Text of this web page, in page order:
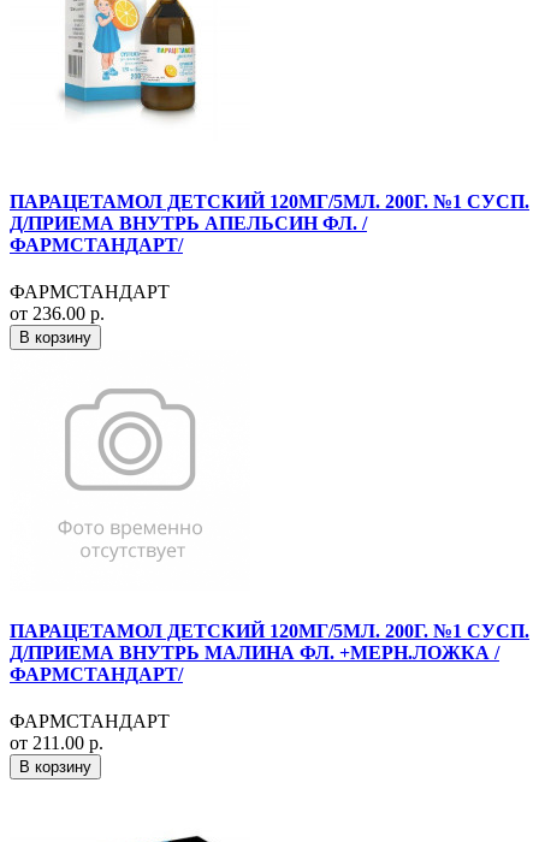
ПАРАЦЕТАМОЛ ДЕТСКИЙ 120МГ/5МЛ. 200Г. №1 СУСП.
Д/ПРИЕМА ВНУТРЬ АПЕЛЬСИН ФЛ. /
ФАРМСТАНДАРТ/
ФАРМСТАНДАРТ
от 236.00 р.
В корзину
ПАРАЦЕТАМОЛ ДЕТСКИЙ 120МГ/5МЛ. 200Г. №1 СУСП.
Д/ПРИЕМА ВНУТРЬ МАЛИНА ФЛ. +МЕРН.ЛОЖКА /
ФАРМСТАНДАРТ/
ФАРМСТАНДАРТ
от 211.00 р.
В корзину